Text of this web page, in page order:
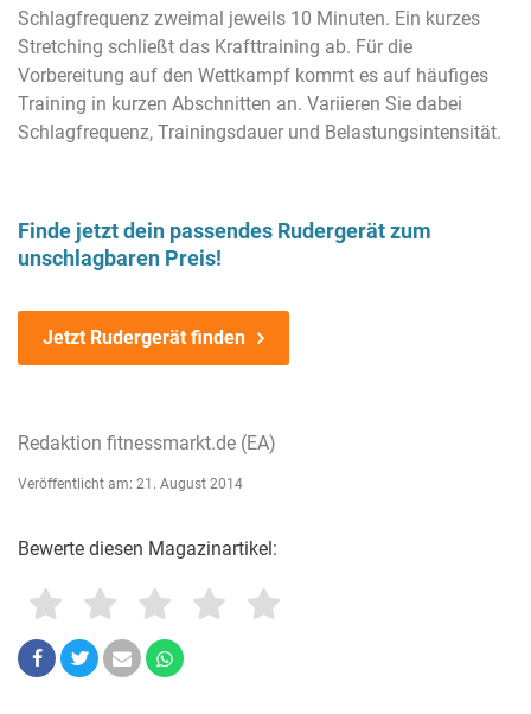
Schlagfrequenz zweimal jeweils 10 Minuten. Ein kurzes
Stretching schließt das Krafttraining ab. Für die
Vorbereitung auf den Wettkampf kommt es auf häufiges
Training in kurzen Abschnitten an. Variieren Sie dabei
Schlagfrequenz, Trainingsdauer und Belastungsintensität.
Finde jetzt dein passendes Rudergerät zum
unschlagbaren Preis!
Jetzt Rudergerät finden
Redaktion fitnessmarkt.de (EA)
Veröffentlicht am: 21. August 2014
Bewerte diesen Magazinartikel: